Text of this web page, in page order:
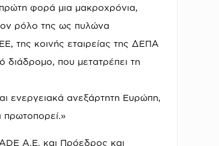
φορά μια μακροχρόνια,
ρόλο της ως πυλώνα
της κοινής εταιρείας της ΔΕΠΑ
διάδρομο, που μετατρέπει τη
ενεργειακά ανεξάρτητη Ευρώπη,
πρωτοπορεί.»
Α.Ε. και Πρόεδρος και